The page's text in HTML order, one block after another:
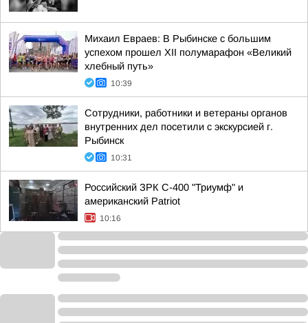
Михаил Евраев: В Рыбинске с большим
успехом прошел XII полумарафон «Великий
хлебный путь»
10:39
Сотрудники, работники и ветераны органов
внутренних дел посетили с экскурсией г.
Рыбинск
10:31
Российский ЗРК С-400 "Триумф" и
американский Patriot
10:16